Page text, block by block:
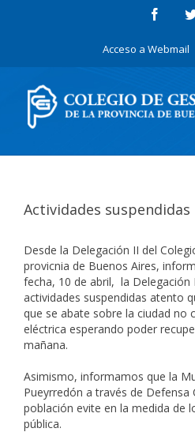
Acceso a Webmail
Actividades suspendidas
Desde la Delegación II del
provicnia de Buenos Aires,
fecha, 10 de abril, la Delegación
actividades suspendidas atento
que se abate sobre la ciudad no
eléctrica esperando poder
mañana.
Asimismo, informamos que la
Pueyrredón a través de Defensa
población evite en la medida de
pública.